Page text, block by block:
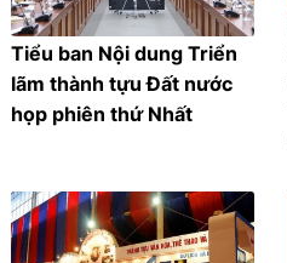
Tiểu ban Nội dung Triển
lãm thành tựu Đất nước
họp phiên thứ Nhất